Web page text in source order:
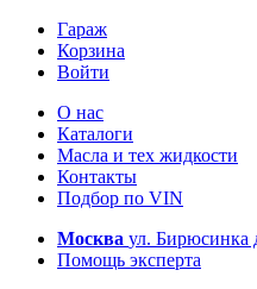
Гараж
Корзина
Войти
О нас
Каталоги
Масла и тех жидкости
Контакты
Подбор по VIN
Москва ул. Бирюсинка
Помощь эксперта